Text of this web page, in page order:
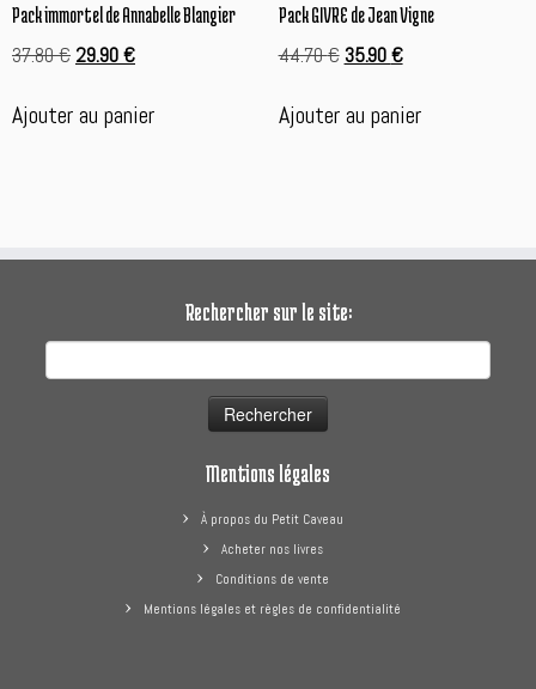
Pack immortel de Annabelle Blangier
37.80€ Le
initial
était :
29.90€Le
actuel
est :
Ajouter au panier
Pack GIVRE de Jean Vigne
44.70€ Le
initial
était :
35.90€Le
actuel
est :
Ajouter au panier
Rechercher sur le site:
Mentions légales
À propos du Petit Caveau
Acheter nos livres
Conditions de vente
Mentions légales et règles de confidentialité